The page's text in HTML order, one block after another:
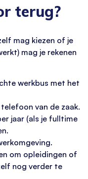
terug?
mag kiezen of je
mag je rekenen
werkbus met het
van de zaak.
jaar (als je fulltime
om opleidingen of
nog verder te